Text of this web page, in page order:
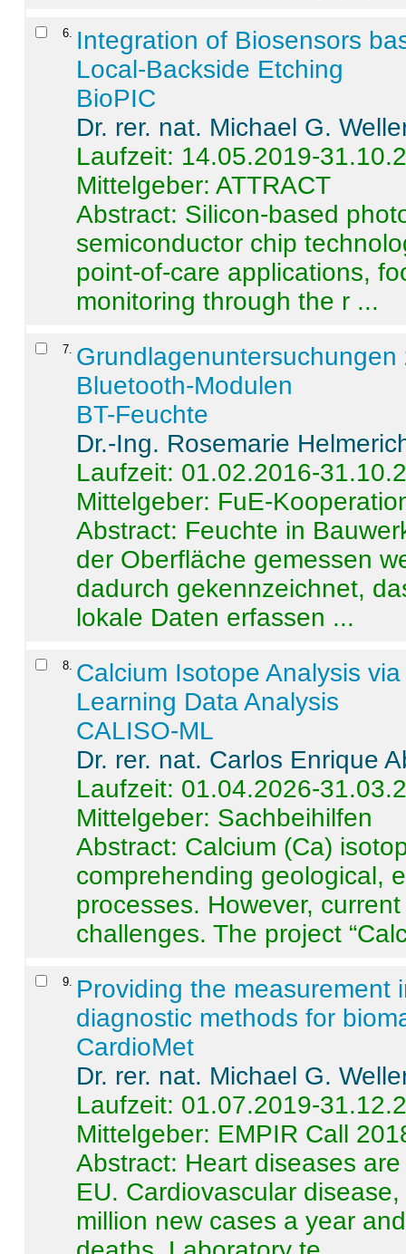
6
Integration of Biosensors
Local-Backside Etching
BioPIC
Dr. rer. nat. Michael G.
Laufzeit: 14.05.2019-
Mittelgeber: ATTRACT
Abstract: Silicon-based
semiconductor chip
point-of-care applications,
monitoring through the r ...
7
Bluetooth-Modulen
BT-Feuchte
Dr.-Ing. Rosemarie
Laufzeit: 01.02.2016-
Mittelgeber: FuE-
Abstract: Feuchte in
der Oberfläche gemessen
dadurch gekennzeichnet,
lokale Daten erfassen ...
8 Calcium Isotope Analysis
Learning Data Analysis
CALISO-ML
Dr. rer. nat. Carlos Enrique
Laufzeit: 01.04.2026-
Mittelgeber: Sachbeihilfen
Abstract: Calcium (Ca)
comprehending geological,
processes. However,
challenges. The project
9
Providing the measurement
diagnostic methods for
CardioMet
Dr. rer. nat. Michael G.
Laufzeit: 01.07.2019-
Mittelgeber: EMPIR Call
Abstract: Heart diseases
EU. Cardiovascular
million new cases a year